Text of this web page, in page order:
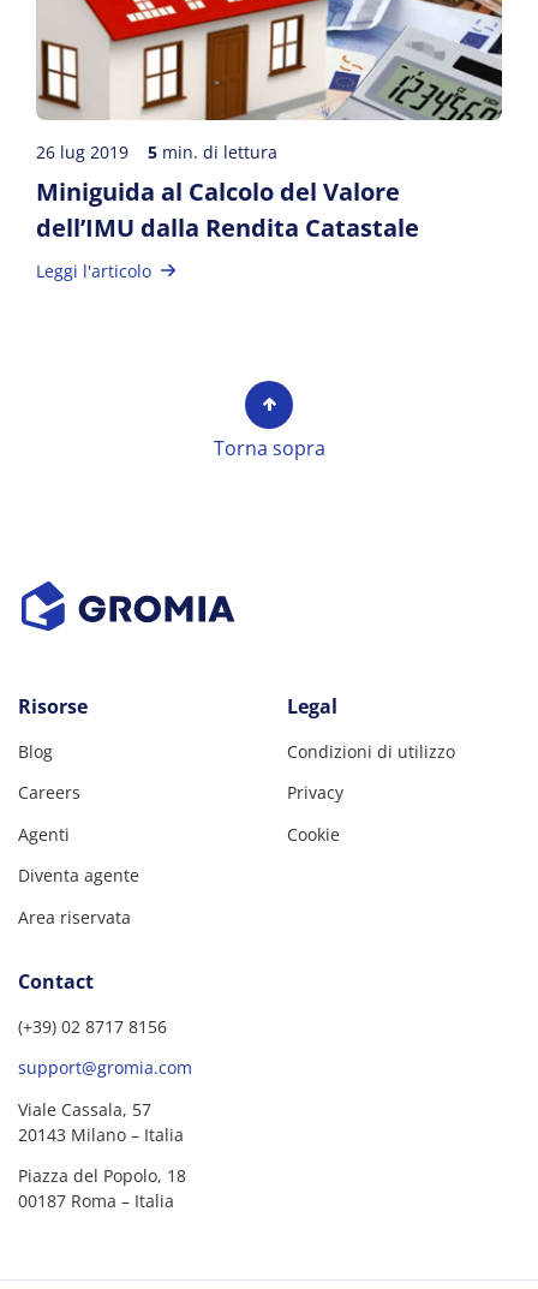
26 lug 2019 5 min. di lettura
Miniguida al Calcolo del Valore
dell’IMU dalla Rendita Catastale
Leggi l'articolo
Torna sopra
Risorse
Blog
Careers
Agenti
Diventa agente
Area riservata
Legal
Condizioni di utilizzo
Privacy
Cookie
Contact
(+39) 02 8717 8156
support@gromia.com
Viale Cassala, 57
20143 Milano – Italia
Piazza del Popolo, 18
00187 Roma – Italia